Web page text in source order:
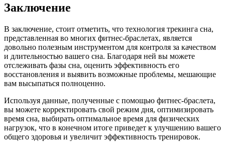
Заключение
В заключение, стоит отметить, что технология трекинга сна,
представленная во многих фитнес-браслетах, является
довольно полезным инструментом для контроля за качеством
и длительностью вашего сна. Благодаря ней вы можете
отслеживать фазы сна, оценить эффективность его
восстановления и выявить возможные проблемы, мешающие
вам высыпаться полноценно.
Используя данные, полученные с помощью фитнес-браслета,
вы можете корректировать свой режим дня, оптимизировать
время сна, выбирать оптимальное время для физических
нагрузок, что в конечном итоге приведет к улучшению вашего
общего здоровья и увеличит эффективность тренировок.